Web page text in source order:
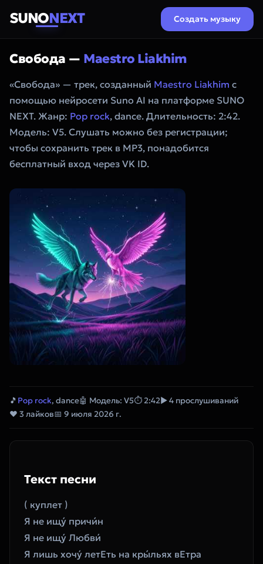
SUNONEXT Создать музыку
Свобода — Maestro Liakhim
«Свобода» — трек, созданный Maestro Liakhim с
помощью нейросети Suno AI на платформе SUNO
NEXT. Жанр: Pop rock, dance. Длительность: 2:42.
Модель: V5. Слушать можно без регистрации;
чтобы сохранить трек в MP3, понадобится
бесплатный вход через VK ID.
🎵 Pop rock, dance🤖 Модель: V5⏱ 2:42▶ 4 прослушиваний
❤ 3 лайков📅 9 июля 2026 г.
Текст песни
( куплет )
Я не ищу́ причи́н
Я не ищу́ Любви́
Я лишь хочу́ летЕть на кры́льях вЕтра